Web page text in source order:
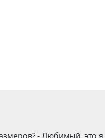
- Любимый, это я